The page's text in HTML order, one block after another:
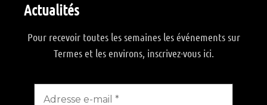
Actualités
Pour recevoir toutes les semaines les événements sur
Termes et les environs, inscrivez-vous ici.